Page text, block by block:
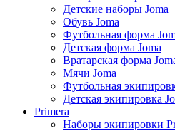
Детские наборы Joma
Обувь Joma
Футбольная форма
Детская форма Joma
Вратарская форма
Мячи Joma
Футбольная
Детская экипировка
Primera
Наборы экипировки